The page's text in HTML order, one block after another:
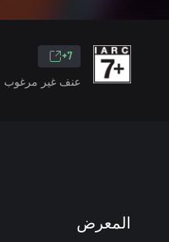
7+
عنف غير مرغوب
المعرض